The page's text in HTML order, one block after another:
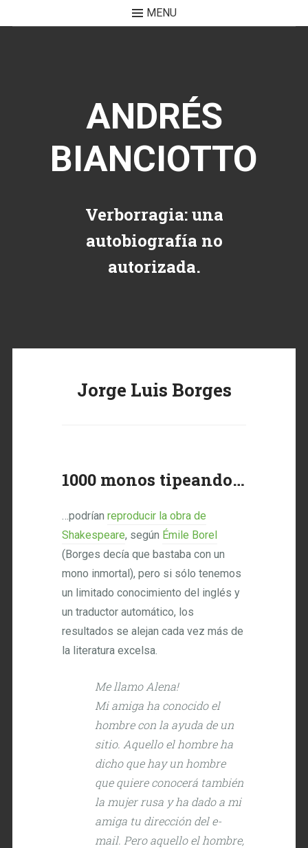
MENU
ANDRÉS
BIANCIOTTO
Verborragia: una
autobiografía no
autorizada.
Jorge Luis Borges
1000 monos tipeando…
…podríanreproducir la obra de
Shakespeare, según Émile Borel
(Borges decía que bastaba con un
mono inmortal), pero si sólo tenemos
un limitado conocimiento del inglés y
un traductor automático, los
resultados se alejan cada vez más de
la literatura excelsa.
Me llamo Alena!
Mi amiga ha conocido el
hombre con la ayuda de un
sitio. Aquello el hombre ha
dicho que hay un hombre
que quiere conocerá también
la mujer rusa y ha dado a mi
amiga tu dirección del e-
mail. Pero aquello el hombre,